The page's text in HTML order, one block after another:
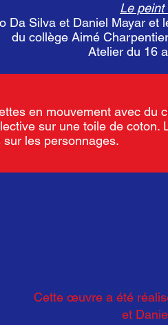
Le peint
Da Silva et Daniel Mayar et
du collège Aimé
Atelier du 16
en mouvement avec du
sur une toile de coton.
les personnages.
Cette œuvre a été
et